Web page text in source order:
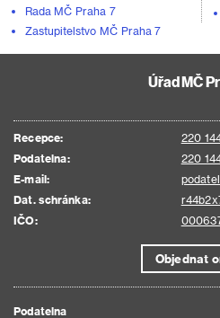
Rada MČ Praha 7
Zastupitelstvo MČ Praha 7
Úřad MČ
Recepce:
220
Podatelna:
220
E-mail:
Dat. schránka:
IČO:
Objednat
Podatelna